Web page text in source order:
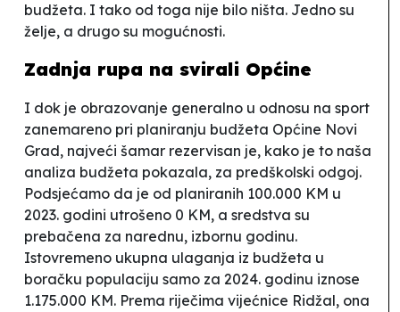
budžeta. I tako od toga nije bilo ništa. Jedno su
želje, a drugo su mogućnosti.
Zadnja rupa na svirali Općine
I dok je obrazovanje generalno u odnosu na sport
zanemareno pri planiranju budžeta Općine Novi
Grad, najveći šamar rezervisan je, kako je to naša
analiza budžeta pokazala, za predškolski odgoj.
Podsjećamo da je od planiranih 100.000 KM u
2023. godini utrošeno 0 KM, a sredstva su
prebačena za narednu, izbornu godinu.
Istovremeno ukupna ulaganja iz budžeta u
boračku populaciju samo za 2024. godinu iznose
1.175.000 KM. Prema riječima vijećnice Ridžal, ona